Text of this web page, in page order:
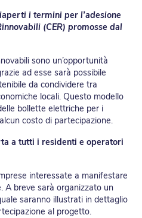
i termini per l’adesione
(CER) promosse dal
sono un’opportunità
ad esse sarà possibile
da condividere tra
locali. Questo modello
bollette elettriche per i
costo di partecipazione.
a tutti i residenti e operatori
interessate a manifestare
A breve sarà organizzato un
saranno illustrati in dettaglio
al progetto.